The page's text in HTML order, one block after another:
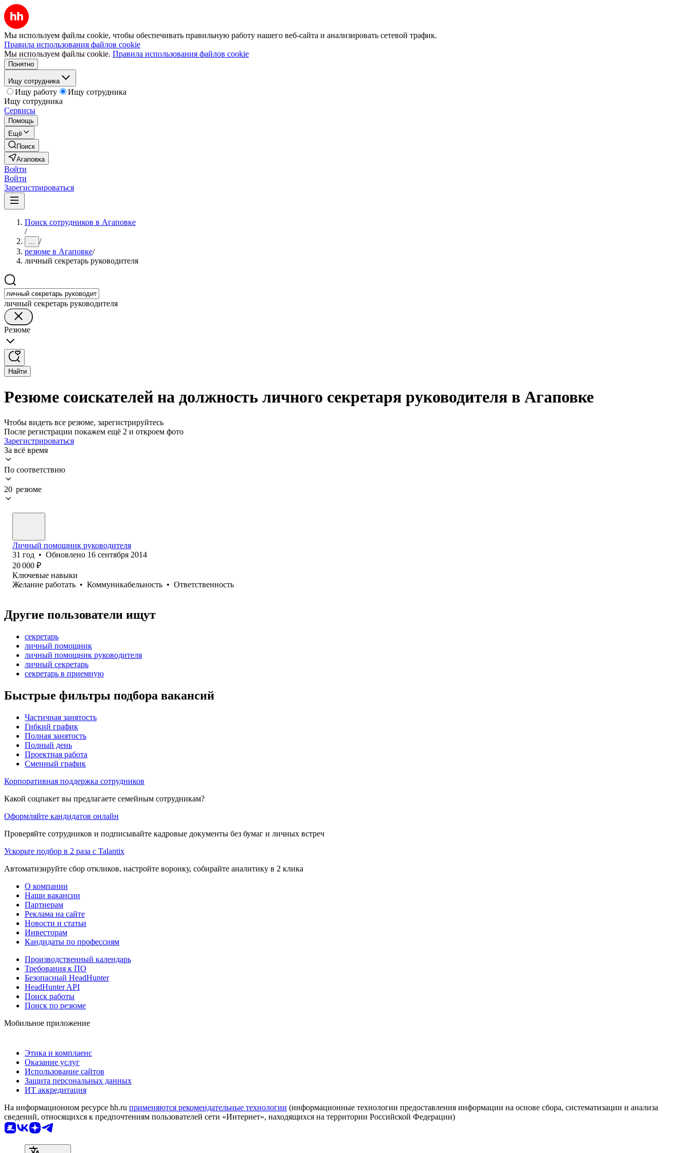
Мы используем файлы cookie, чтобы обеспечивать правильную работу нашего веб-сайта и анализировать сетевой трафик.
Правила использования файлов cookie
Мы используем файлы cookie. Правила использования файлов cookie
Понятно
Ищу сотрудника
Ищу работу
Ищу сотрудника
Ищу сотрудника
Сервисы
Помощь
Ещё
Поиск
Агаповка
Войти
Войти
Зарегистрироваться
Поиск сотрудников в Агаповке
/
... /
резюме в Агаповке/
личный секретарь руководителя
личный секретарь руководителя
Резюме
Найти
Резюме соискателей на должность личного секретаря руководителя в Агаповке
Чтобы видеть все резюме, зарегистрируйтесь
После регистрации покажем ещё 2 и откроем фото
Зарегистрироваться
За всё время
По соответствию
20 резюме
Личный помощник руководителя
31 год • Обновлено 16 сентября 2014
20 000 ₽
Ключевые навыки
Желание работать • Коммуникабельность • Ответственность
Другие пользователи ищут
секретарь
личный помощник
личный помощник руководителя
личный секретарь
секретарь в приемную
Быстрые фильтры подбора вакансий
Частичная занятость
Гибкий график
Полная занятость
Полный день
Проектная работа
Сменный график
Корпоративная поддержка сотрудников
Какой соцпакет вы предлагаете семейным сотрудникам?
Оформляйте кандидатов онлайн
Проверяйте сотрудников и подписывайте кадровые документы без бумаг и личных встреч
Ускорьте подбор в 2 раза с Talantix
Автоматизируйте сбор откликов, настройте воронку, собирайте аналитику в 2 клика
О компании
Наши вакансии
Партнерам
Реклама на сайте
Новости и статьи
Инвесторам
Кандидаты по профессиям
Производственный календарь
Требования к ПО
Безопасный HeadHunter
HeadHunter API
Поиск работы
Поиск по резюме
Мобильное приложение
Этика и комплаенс
Оказание услуг
Использование сайтов
Защита персональных данных
ИТ аккредитация
На информационном ресурсе hh.ru применяются рекомендательные технологии (информационные технологии предоставления информации на основе сбора, систематизации и анализа
сведений, относящихся к предпочтениям пользователей сети «Интернет», находящихся на территории Российской Федерации)